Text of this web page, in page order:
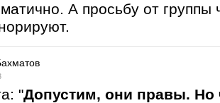
А просьбу от группы
"Допустим, они правы. Но